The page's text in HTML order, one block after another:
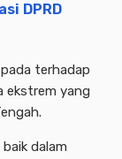
DPRD
terhadap
ekstrem yang
dalam